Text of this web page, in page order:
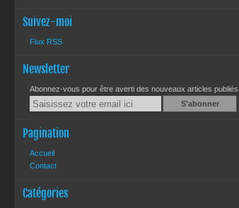
Suivez-moi
Flux RSS
Newsletter
Abonnez-vous pour être averti des nouveaux articles publiés.
Email
Pagination
Accueil
Contact
Catégories